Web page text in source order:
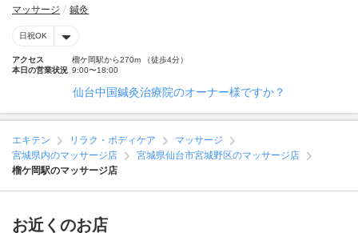
マッサージ 鍼灸
日祝OK
アクセス
榴ケ岡駅から270m （徒歩4分）
本日の営業状況 9:00〜18:00
仙台中国鍼灸治療院のオーナー様ですか？
エキテン リラク・ボディケア
マッサージ
宮城県内のマッサージ店
宮城県仙台市宮城野区のマッサージ店
榴ケ岡駅のマッサージ店
お近くのお店